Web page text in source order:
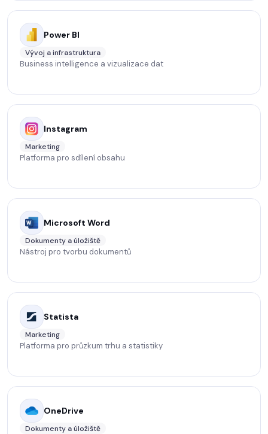
Power BI
Vývoj a infrastruktura
Business intelligence a vizualizace dat
Instagram
Marketing
Platforma pro sdílení obsahu
Microsoft Word
Dokumenty a úložiště
Nástroj pro tvorbu dokumentů
Statista
Marketing
Platforma pro průzkum trhu a statistiky
OneDrive
Dokumenty a úložiště